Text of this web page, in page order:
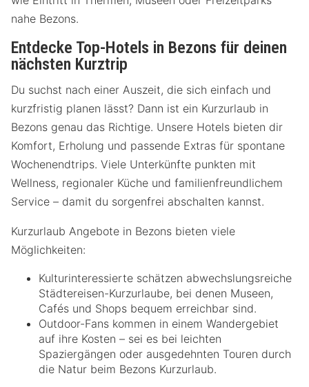
nahe Bezons.
Entdecke Top-Hotels in Bezons für deinen
nächsten Kurztrip
Du suchst nach einer Auszeit, die sich einfach und
kurzfristig planen lässt? Dann ist ein Kurzurlaub in
Bezons genau das Richtige. Unsere Hotels bieten dir
Komfort, Erholung und passende Extras für spontane
Wochenendtrips. Viele Unterkünfte punkten mit
Wellness, regionaler Küche und familienfreundlichem
Service – damit du sorgenfrei abschalten kannst.
Kurzurlaub Angebote in Bezons bieten viele
Möglichkeiten:
Kulturinteressierte schätzen abwechslungsreiche
Städtereisen-Kurzurlaube, bei denen Museen,
Cafés und Shops bequem erreichbar sind.
Outdoor-Fans kommen in einem Wandergebiet
auf ihre Kosten – sei es bei leichten
Spaziergängen oder ausgedehnten Touren durch
die Natur beim Bezons Kurzurlaub.